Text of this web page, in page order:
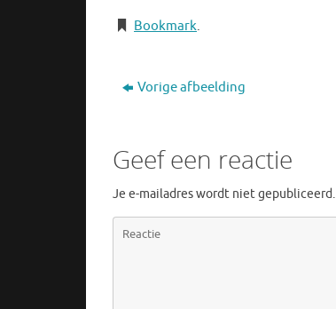
Bookmark.
Vorige afbeelding
Geef een reactie
Je e-mailadres wordt niet gepubliceerd.